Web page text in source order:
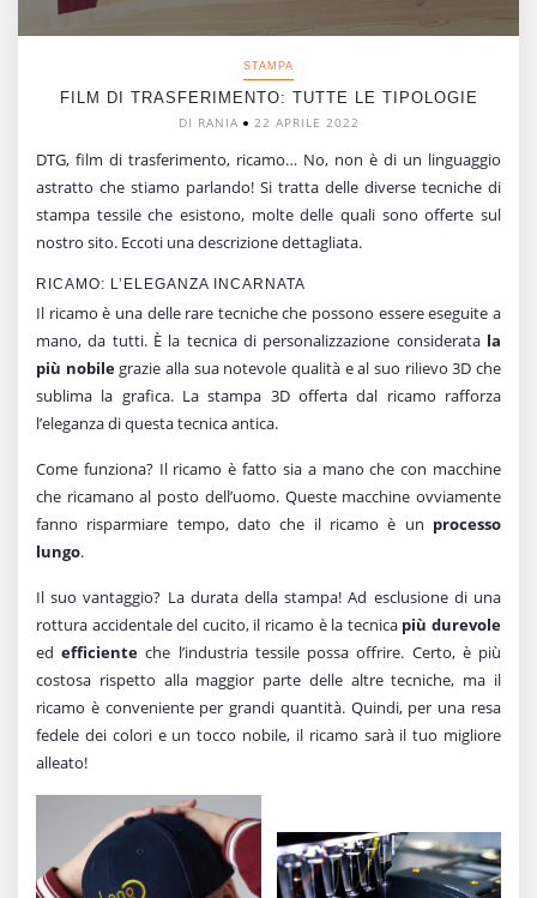
STAMPA
FILM DI TRASFERIMENTO: TUTTE LE TIPOLOGIE
DI RANIA 22 APRILE 2022
DTG, film di trasferimento, ricamo… No, non è di un linguaggio
astratto che stiamo parlando! Si tratta delle diverse tecniche di
stampa tessile che esistono, molte delle quali sono offerte sul
nostro sito. Eccoti una descrizione dettagliata.
RICAMO: L’ELEGANZA INCARNATA
Il ricamo è una delle rare tecniche che possono essere eseguite a
mano, da tutti. È la tecnica di personalizzazione considerata la
più nobilegrazie alla sua notevole qualità e al suo rilievo 3D che
sublima la grafica. La stampa 3D offerta dal ricamo rafforza
l’eleganza di questa tecnica antica.
Come funziona? Il ricamo è fatto sia a mano che con macchine
che ricamano al posto dell’uomo. Queste macchine ovviamente
fanno risparmiare tempo, dato che il ricamo è un processo
lungo.
Il suo vantaggio? La durata della stampa! Ad esclusione di una
rottura accidentale del cucito, il ricamo è la tecnicapiù durevole
edefficienteche l’industria tessile possa offrire. Certo, è più
costosa rispetto alla maggior parte delle altre tecniche, ma il
ricamo è conveniente per grandi quantità. Quindi, per una resa
fedele dei colori e un tocco nobile, il ricamo sarà il tuo migliore
alleato!